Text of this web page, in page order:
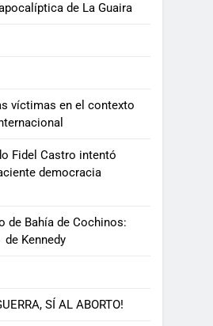
de La Guaira
víctimas en el contexto
Fidel Castro intentó
democracia
de Bahía de Cochinos:
Kennedy
SÍ AL ABORTO!